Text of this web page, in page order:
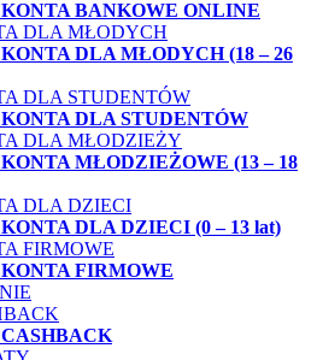
KONTA BANKOWE ONLINE
KONTA DLA MŁODYCH (18 – 26
KONTA DLA STUDENTÓW
KONTA MŁODZIEŻOWE (13 – 18
KONTA DLA DZIECI (0 – 13 lat)
KONTA FIRMOWE
CASHBACK